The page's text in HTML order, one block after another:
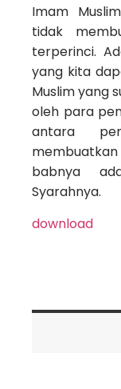
Imam
tidak
terperinci.
yang kita
Muslim yang
oleh para
antara
babnya
Syarahnya.
download